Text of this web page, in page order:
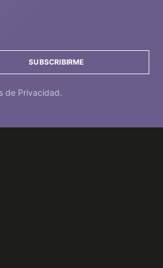
SUBSCRIBIRME
de Privacidad.